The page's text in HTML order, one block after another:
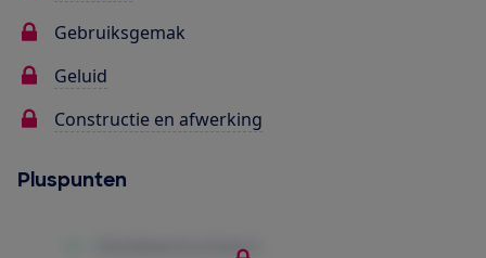
Gebruiksgemak
Geluid
Constructie en afwerking
Pluspunten